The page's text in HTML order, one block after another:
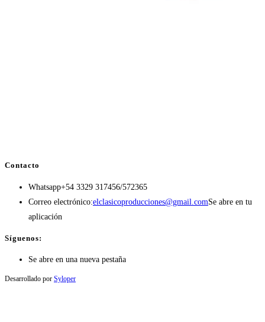
Contacto
Whatsapp+54 3329 317456/572365
Correo electrónico:elclasicoproducciones@gmail.comSe abre en tu
aplicación
Síguenos:
Se abre en una nueva pestaña
Desarrollado por Syloper